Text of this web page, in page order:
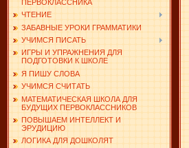
ПЕРВОКЛАССНИКА
ЧТЕНИЕ
ЗАБАВНЫЕ УРОКИ ГРАММАТИКИ
УЧИМСЯ ПИСАТЬ
ИГРЫ И УПРАЖНЕНИЯ ДЛЯ
ПОДГОТОВКИ К ШКОЛЕ
Я ПИШУ СЛОВА
УЧИМСЯ СЧИТАТЬ
МАТЕМАТИЧЕСКАЯ ШКОЛА ДЛЯ
БУДУЩИХ ПЕРВОКЛАССНИКОВ
ПОВЫШАЕМ ИНТЕЛЛЕКТ И
ЭРУДИЦИЮ
ЛОГИКА ДЛЯ ДОШКОЛЯТ